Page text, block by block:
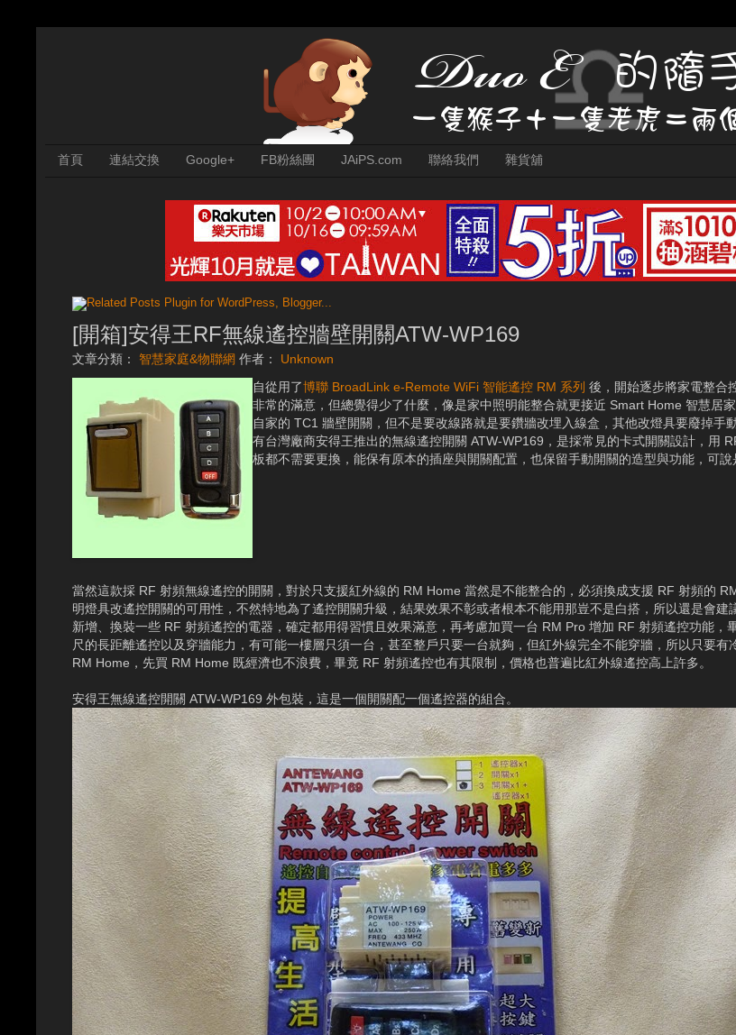
首頁 連結交換 Google+ FB粉絲團 JAiPS.com 聯絡我們 雜貨舖
[開箱]安得王RF無線遙控牆壁開關ATW-WP169
文章分類： 智慧家庭&物聯網 作者： Unknown
自從用了博聯 BroadLink e-Remote WiFi 智能遙控 RM 系列 後，開始逐步將家電整合
非常的滿意，但總覺得少了什麼，像是家中照明能整合就更接近 Smart Home 智慧居
自家的 TC1 牆壁開關，但不是要改線路就是要鑽牆改埋入線盒，其他改燈具要廢掉手
有台灣廠商安得王推出的無線遙控開關 ATW-WP169，是採常見的卡式開關設計，用
板都不需要更換，能保有原本的插座與開關配置，也保留手動開關的造型與功能，可說
當然這款採 RF 射頻無線遙控的開關，對於只支援紅外線的 RM Home 當然是不能整合的，必須換成支援 RF 射頻的
明燈具改遙控開關的可用性，不然特地為了遙控開關升級，結果效果不彰或者根本不能用那豈不是白搭，所以還是會
新增、換裝一些 RF 射頻遙控的電器，確定都用得習慣且效果滿意，再考慮加買一台 RM Pro 增加 RF 射頻遙控功能，
尺的長距離遙控以及穿牆能力，有可能一樓層只須一台，甚至整戶只要一台就夠，但紅外線完全不能穿牆，所以只要有
RM Home，先買 RM Home 既經濟也不浪費，畢竟 RF 射頻遙控也有其限制，價格也普遍比紅外線遙控高上許多。
安得王無線遙控開關 ATW-WP169 外包裝，這是一個開關配一個遙控器的組合。